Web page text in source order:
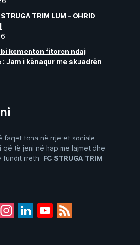
TRIM LUM – OHRID
komenton fitoren ndaj
Jam i kënaqur me skuadrën
faqet tona në rrjetet sociale
që të jeni në hap me lajmet dhe
fundit rreth FC STRUGA TRIM
Instagram
LinkedIn
YouTube